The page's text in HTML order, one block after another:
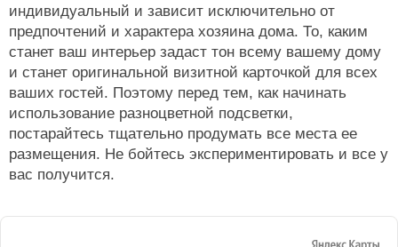
индивидуальный и зависит исключительно от
предпочтений и характера хозяина дома. То, каким
станет ваш интерьер задаст тон всему вашему дому
и станет оригинальной визитной карточкой для всех
ваших гостей. Поэтому перед тем, как начинать
использование разноцветной подсветки,
постарайтесь тщательно продумать все места ее
размещения. Не бойтесь экспериментировать и все у
вас получится.